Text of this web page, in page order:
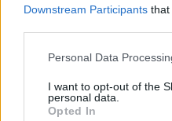
Downstream Participants that
Please note that this
not limited to your visit or
grant or deny consent to
Personal Data
I want to opt-out of the
personal data.
Opted In
口腔と歯の健康を
ブラックベリーは悪玉菌
い効果をもたらします。